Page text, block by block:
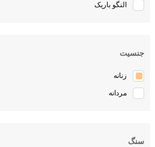
النگو باریک
جنسیت
زنانه
مردانه
سنگ